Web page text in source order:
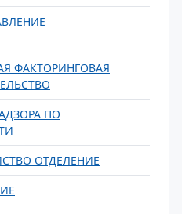
ФАКТОРИНГОВАЯ
ПО
ОТДЕЛЕНИЕ